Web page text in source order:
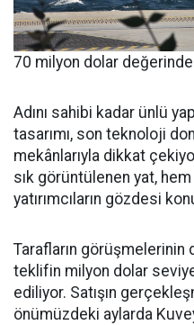
70 milyon dolar
Adını sahibi kadar ünlü
tasarımı, son teknoloji
mekânlarıyla dikkat
sık görüntülenen yat,
yatırımcıların gözdesi
Tarafların
teklifin milyon dolar
ediliyor. Satışın
önümüzdeki aylarda